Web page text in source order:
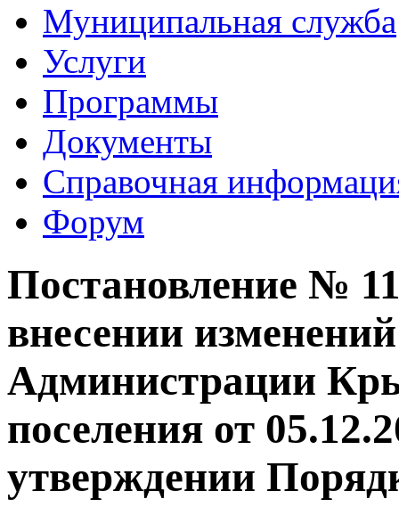
Муниципальная служба
Услуги
Программы
Документы
Справочная
Форум
Постановление №
внесении
Администрации
поселения от
утверждении